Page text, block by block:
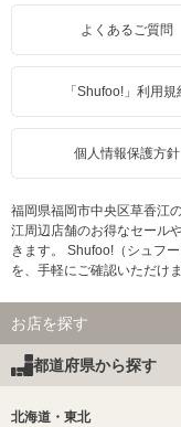
よくあるご質問
「Shufoo!」利用規
個人情報保護方針
福岡県福岡市中央区草香江
江周辺店舗のお得なセール
きます。 Shufoo!（シュフ
を、手軽にご確認いただけ
お店を探す
都道府県から探す
北海道・東北